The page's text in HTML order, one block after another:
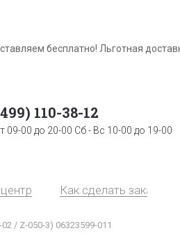
бесплатно! Льготная
110-38-12
09-00 до 20-00 Сб - Вс 10-00 до 19-00
Как сделать заказ
/ Z-050-3) 06323599-011